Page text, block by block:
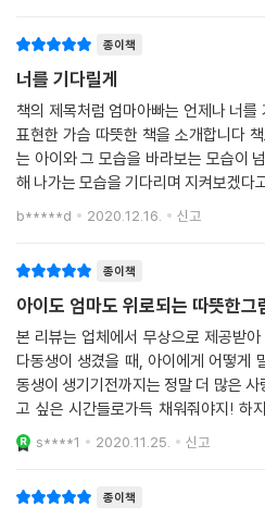
최근 실시한 어느 설문 조사에 따르면 아
런데 아이에게 이렇게 예쁜 말만 하고
실의 육아는 고된 가사 노동의 반복과
로 엄마를 한계까지 몰아가곤 합니다. 그
해’ 같은 잔소리와 야단치는 말을 훨씬
선을 다하고도 아이에게 더 잘해 주지
습니다.
[엄마 마음 그림책]은 육아에 지친 엄마
는 격려를 전하고, 아이에게는 엄마가
하기 위해 만들어졌습니다. 기획 단계
다양한 경험과 의견을 모았습니다. 이
하고 싶은 말, 들려주고 싶은 이야기, 함
고 답한 내용들이 [엄마 마음 그림책] 시
그림책]은 엄마가 먼저 읽고 느낀 감동
터 엄마와 아이가 함께 읽어 나가도 좋습
종이책
너를 기다릴게
책의 제목처럼 엄마아빠는 언제나 너를
표현한 가슴 따뜻한 책을 소개합니다 책표지에 엄마품에 꼭 안겨 잠을 자
는 아이와 그 모습을 바라보는 모습이
해 나가는 모습을 기다리며 지켜보겠다
는 것은 엄마들의 마음이지요혹시라도
b*****d 2020.12.16. 신고
종이책
아이도 엄마도 위로되는 따뜻한그
본 리뷰는 업체에서 무상으로 제공받아
다동생이 생겼을 때, 아이에게 어떻게
동생이 생기기전까지는 정말 더 많은 사
고 싶은 시간들로가득 채워줘야지! 하
몸이 무거워질수록 참 케어해주는 것
요. 집안 일에 아이케어까지하다보면 아
s****1 2020.11.25. 신고
종이책